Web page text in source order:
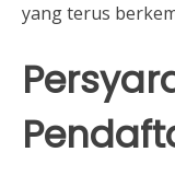
yang terus